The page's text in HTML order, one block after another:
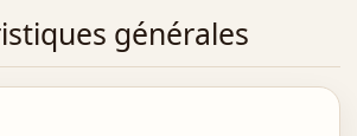
générales